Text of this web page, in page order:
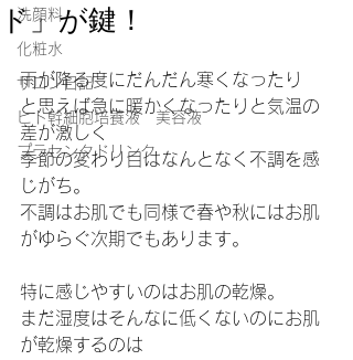
洗顔料
化粧水
サロン日記
ヒト幹細胞培養液 美容液
プラセンタドリンク
ド」が鍵！
雨が降る度にだんだん寒くなったり
と思えば急に暖かくなったりと気温の
差が激しく
季節の変わり目はなんとなく不調を感
じがち。
不調はお肌でも同様で春や秋にはお肌
がゆらぐ次期でもあります。
特に感じやすいのはお肌の乾燥。
まだ湿度はそんなに低くないのにお肌
が乾燥するのは